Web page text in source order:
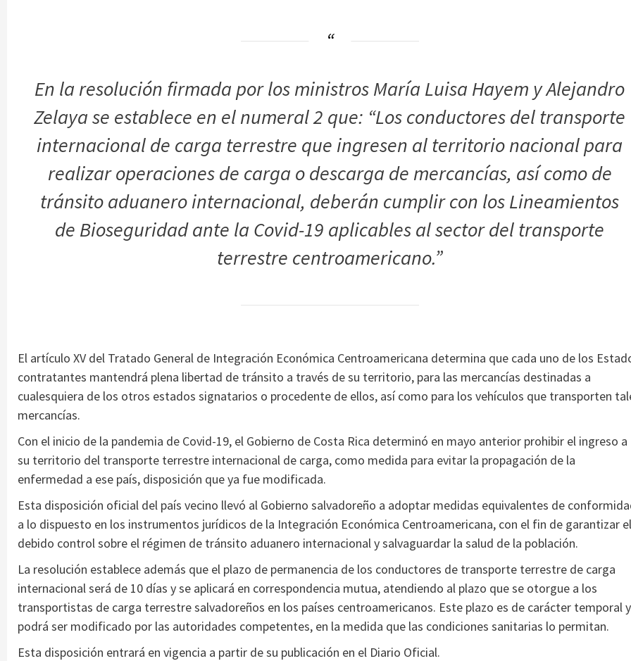
En la resolución firmada por los ministros María Luisa Hayem y Alejandro
Zelaya se establece en el numeral 2 que: “Los conductores del transporte
internacional de carga terrestre que ingresen al territorio nacional para
realizar operaciones de carga o descarga de mercancías, así como de
tránsito aduanero internacional, deberán cumplir con los Lineamientos
de Bioseguridad ante la Covid-19 aplicables al sector del transporte
terrestre centroamericano.”
El artículo XV del Tratado General de Integración Económica Centroamericana determina que cada uno de los
contratantes mantendrá plena libertad de tránsito a través de su territorio, para las mercancías destinadas a
cualesquiera de los otros estados signatarios o procedente de ellos, así como para los vehículos que transporten
mercancías.
Con el inicio de la pandemia de Covid-19, el Gobierno de Costa Rica determinó en mayo anterior prohibir el ingreso a
su territorio del transporte terrestre internacional de carga, como medida para evitar la propagación de la
enfermedad a ese país, disposición que ya fue modificada.
Esta disposición oficial del país vecino llevó al Gobierno salvadoreño a adoptar medidas equivalentes de
a lo dispuesto en los instrumentos jurídicos de la Integración Económica Centroamericana, con el fin de garantizar el
debido control sobre el régimen de tránsito aduanero internacional y salvaguardar la salud de la población.
La resolución establece además que el plazo de permanencia de los conductores de transporte terrestre de carga
internacional será de 10 días y se aplicará en correspondencia mutua, atendiendo al plazo que se otorgue a los
transportistas de carga terrestre salvadoreños en los países centroamericanos. Este plazo es de carácter temporal y
podrá ser modificado por las autoridades competentes, en la medida que las condiciones sanitarias lo permitan.
Esta disposición entrará en vigencia a partir de su publicación en el Diario Oficial.